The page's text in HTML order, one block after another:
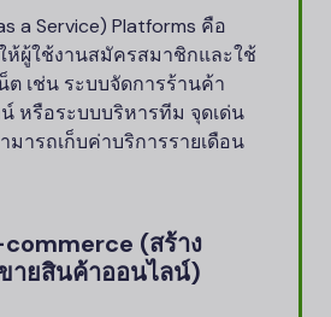
a Service) Platforms คือ
ห้ผู้ใช้งานสมัครสมาชิกและใช้
ต เช่น ระบบจัดการร้านค้า
หรือระบบบริหารทีม จุดเด่น
มารถเก็บค่าบริการรายเดือน
(สร้าง
ายสินค้าออนไลน์)